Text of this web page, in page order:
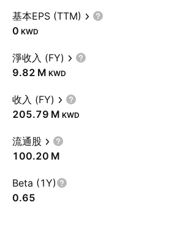
基本EPS (TTM)
0 KWD
淨收入 (FY)
‪9.82 M‬ KWD
收入 (FY)
‪205.79 M‬ KWD
流通股
‪100.20 M‬
Beta (1Y)
0.65